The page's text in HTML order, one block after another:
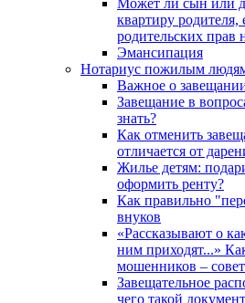
Может ли сын или
квартиру
родительских прав
Эмансипация
Нотариус пожилым
Важное о
Завещание в
знать?
Как отменить
отличается от
Жилье детям:
оформить ренту?
Как правильно
внуков
«Рассказывают о
ним приходят...»
мошенников –
Завещательное
чего такой